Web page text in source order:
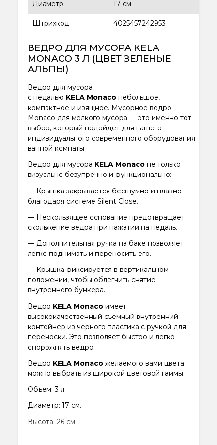
Диаметр 17 см
Штрихкод 4025457242953
ВЕДРО ДЛЯ МУСОРА KELA
MONACO 3 Л (ЦВЕТ ЗЕЛЕНЫЕ
АЛЬПЫ)
Ведро для мусора
с педалью KELA Monacoнебольшое,
компактное и изящное. Мусорное ведро
Monaco для мелкого мусора — это именно тот
выбор, который подойдет для вашего
индивидуального современного оборудования
ванной комнаты.
Ведро для мусора KELA Monaco не только
визуально безупречно и функционально:
— Крышка закрывается бесшумно и плавно
благодаря системе Silent Close.
— Нескользящее основание предотвращает
скольжение ведра при нажатии на педаль.
— Дополнительная ручка на баке позволяет
легко поднимать и переносить его.
— Крышка фиксируется в вертикальном
положении, чтобы облегчить снятие
внутреннего бункера.
Ведро KELA Monaco имеет
высококачественный съемный внутренний
контейнер из черного пластика с ручкой для
переноски. Это позволяет быстро и легко
опорожнять ведро.
Ведро KELA Monacoжелаемого вами цвета
можно выбрать из широкой цветовой гаммы.
Объем: 3 л.
Диаметр: 17 см.
Высота: 26 см.